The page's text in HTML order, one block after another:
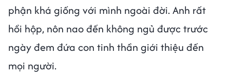
phận khá giống với mình ngoài đời. Anh rất
hồi hộp, nôn nao đến không ngủ được trước
ngày đem đứa con tinh thần giới thiệu đến
mọi người.